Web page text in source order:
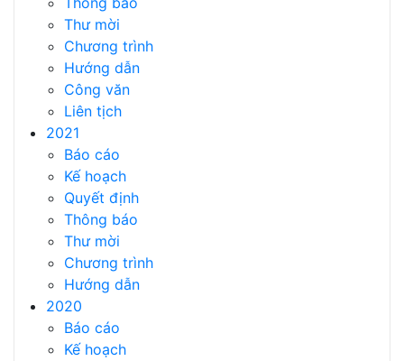
Thư mời
Chương trình
Hướng dẫn
Công văn
Liên tịch
2021
Báo cáo
Kế hoạch
Quyết định
Thông báo
Thư mời
Chương trình
Hướng dẫn
2020
Báo cáo
Kế hoạch